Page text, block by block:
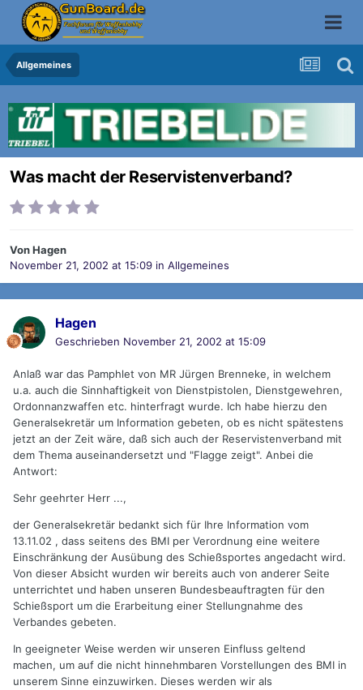
Allgemeines
Was macht der Reservistenverband?
VonHagen
November 21, 2002 at 15:09 in Allgemeines
Hagen
Geschrieben November 21, 2002 at 15:09
Anlaß war das Pamphlet von MR Jürgen Brenneke, in welchem
u.a. auch die Sinnhaftigkeit von Dienstpistolen, Dienstgewehren,
Ordonnanzwaffen etc. hinterfragt wurde. Ich habe hierzu den
Generalsekretär um Information gebeten, ob es nicht spätestens
jetzt an der Zeit wäre, daß sich auch der Reservistenverband mit
dem Thema auseinandersetzt und "Flagge zeigt". Anbei die
Antwort:
Sehr geehrter Herr ...,
der Generalsekretär bedankt sich für Ihre Information vom
13.11.02 , dass seitens des BMI per Verordnung eine weitere
Einschränkung der Ausübung des Schießsportes angedacht wird.
Von dieser Absicht wurden wir bereits auch von anderer Seite
unterrichtet und haben unseren Bundesbeauftragten für den
Schießsport um die Erarbeitung einer Stellungnahme des
Verbandes gebeten.
In geeigneter Weise werden wir unseren Einfluss geltend
machen, um auf die nicht hinnehmbaren Vorstellungen des BMI in
unserem Sinne einzuwirken. Dieses werden wir als